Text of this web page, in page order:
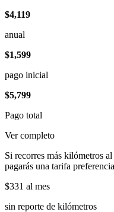
$4,119
anual
$1,599
pago inicial
$5,799
Pago total
Ver completo
Si recorres más kilómetros
pagarás una tarifa
$331 al mes
sin reporte de kilómetros